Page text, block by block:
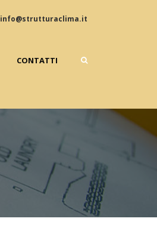
info@strutturaclima.it
CONTATTI